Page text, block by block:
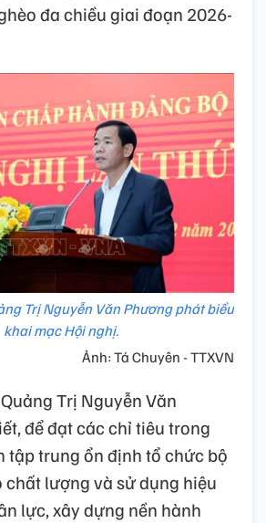
đa chiều giai đoạn 2026-
Trị Nguyễn Văn Phương phát biểu
khai mạc Hội nghị.
Ảnh: Tá Chuyên - TTXVN
Trị Nguyễn Văn
để đạt các chỉ tiêu trong
tập trung ổn định tổ chức bộ
chất lượng và sử dụng hiệu
lực, xây dựng nền hành